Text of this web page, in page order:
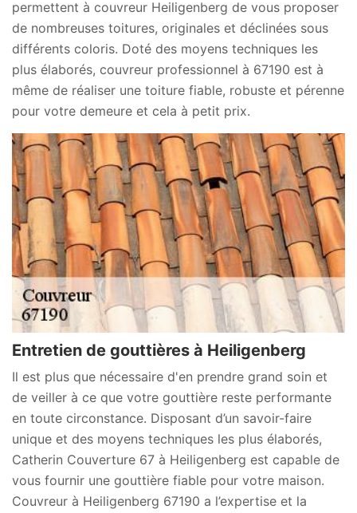
permettent à couvreur Heiligenberg de vous proposer
de nombreuses toitures, originales et déclinées sous
différents coloris. Doté des moyens techniques les
plus élaborés, couvreur professionnel à 67190 est à
même de réaliser une toiture fiable, robuste et pérenne
pour votre demeure et cela à petit prix.
Entretien de gouttières à Heiligenberg
Il est plus que nécessaire d'en prendre grand soin et
de veiller à ce que votre gouttière reste performante
en toute circonstance. Disposant d’un savoir-faire
unique et des moyens techniques les plus élaborés,
Catherin Couverture 67 à Heiligenberg est capable de
vous fournir une gouttière fiable pour votre maison.
Couvreur à Heiligenberg 67190 a l’expertise et la